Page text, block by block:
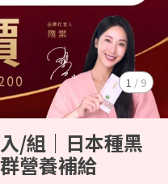
1 / 9
/組｜日本種黑
營養補給